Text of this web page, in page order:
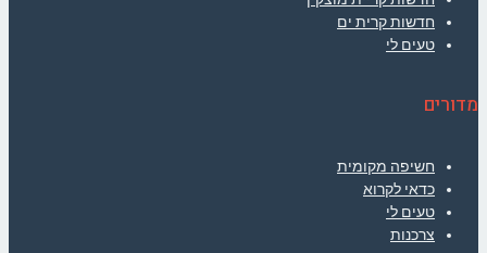
חדשות קרית ים
טעים לי
מדורים
חשיפה מקומית
כדאי לקרוא
טעים לי
צרכנות